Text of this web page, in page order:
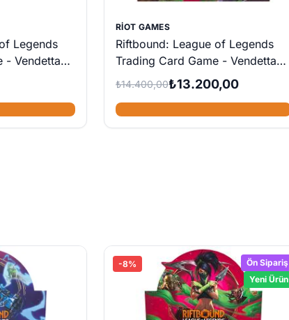
Legends
- Vendetta
RIOT GAMES
Riftbound: League of Legends
Trading Card Game - Vendetta
Booster Box (24 adet Booster
₺14.400,00₺13.200,00
-8%
Ön Sipariş
Yeni Ürün